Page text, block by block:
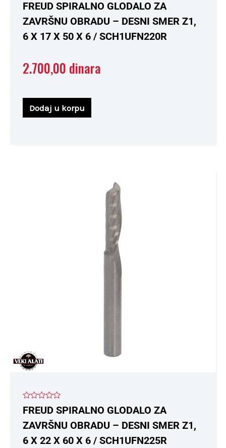
Ocenjeno
sa
0
od
FREUD SPIRALNO GLODALO ZA
ZAVRŠNU OBRADU – DESNI SMER Z1,
6 X 17 X 50 X 6 / SCH1UFN220R
2.700,00 dinara
Dodaj u korpu
Ocenjeno
sa
0
od
FREUD SPIRALNO GLODALO ZA
ZAVRŠNU OBRADU – DESNI SMER Z1,
6 X 22 X 60 X 6 / SCH1UFN225R